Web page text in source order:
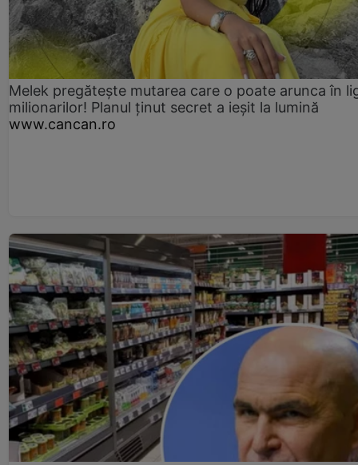
Melek pregătește mutarea care o poate arunca în
milionarilor! Planul ținut secret a ieșit la lumină
www.cancan.ro